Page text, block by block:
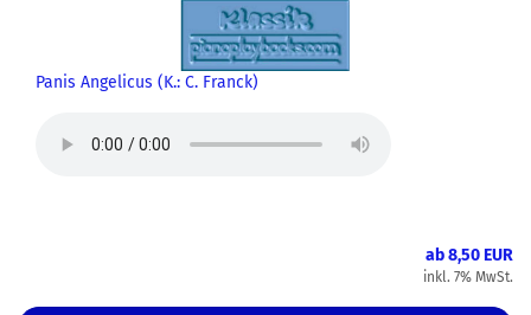
Panis Angelicus (K.: C. Franck)
ab 8,50 EUR
inkl. 7% MwSt.